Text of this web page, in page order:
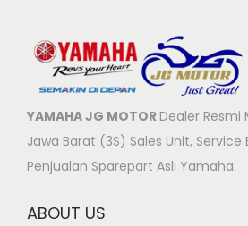
YAMAHA JG MOTOR Dealer
Jawa Barat (3S) Sales Unit, Service
Penjualan Sparepart Asli Yamaha.
ABOUT US